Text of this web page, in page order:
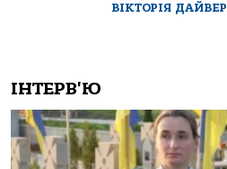
ВІКТОРІЯ ДАЙВЕР
ІНТЕРВ'Ю